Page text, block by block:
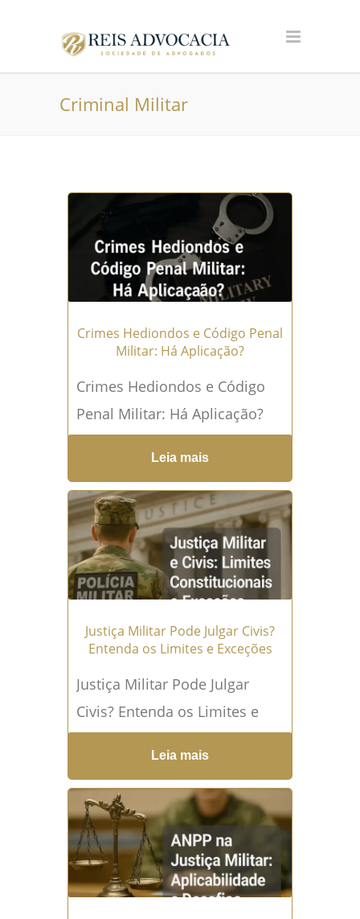
Criminal Militar
Crimes Hediondos e Código Penal
Militar: Há Aplicação?
Crimes Hediondos e Código
Penal Militar: Há Aplicação?
Crimes Hediondos e Código
Penal Militar apresentam
pontos de interseção quando
delitos de extrema...Leia mais
→
Leia mais
Justiça Militar Pode Julgar Civis?
Entenda os Limites e Exceções
Justiça Militar Pode Julgar
Civis? Entenda os Limites e
Exceções A Justiça Militar
pode julgar civis em hipóteses
excepcionais. Neste artigo,
você...Leia mais →
Leia mais